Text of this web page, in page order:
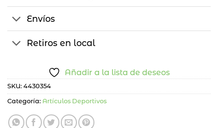
Envíos
Retiros en local
Añadir a la lista de deseos
SKU: 4430354
Categoría: Artículos Deportivos